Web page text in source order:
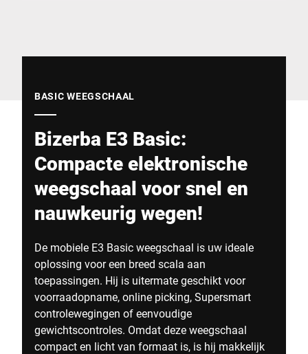
BASIC WEEGSCHAAL
Bizerba E3 Basic:
Compacte elektronische
weegschaal voor snel en
nauwkeurig wegen!
De mobiele E3 Basic weegschaal is uw ideale
oplossing voor een breed scala aan
toepassingen. Hij is uitermate geschikt voor
voorraadopname, online picking, Supersmart
controlewegingen of eenvoudige
gewichtscontroles. Omdat deze weegschaal
compact en licht van formaat is, is hij makkelijk